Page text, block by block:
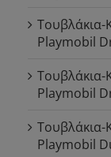
Τουβλάκια-
Playmobil
Τουβλάκια-
Playmobil
Τουβλάκια-
Playmobil